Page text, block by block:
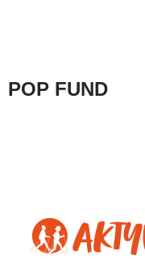
POP FUND